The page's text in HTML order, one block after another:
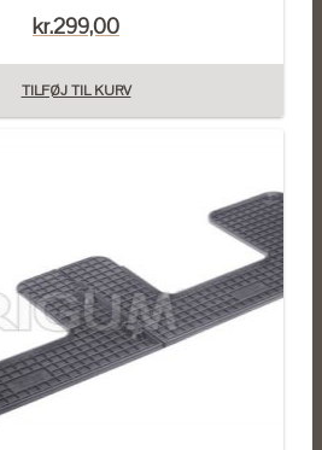
kr.299,00
TILFØJ TIL KURV